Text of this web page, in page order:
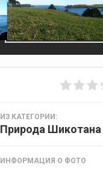
ИЗ КАТЕГОРИИ:
Природа Шикотана
ИНФОРМАЦИЯ О ФОТО